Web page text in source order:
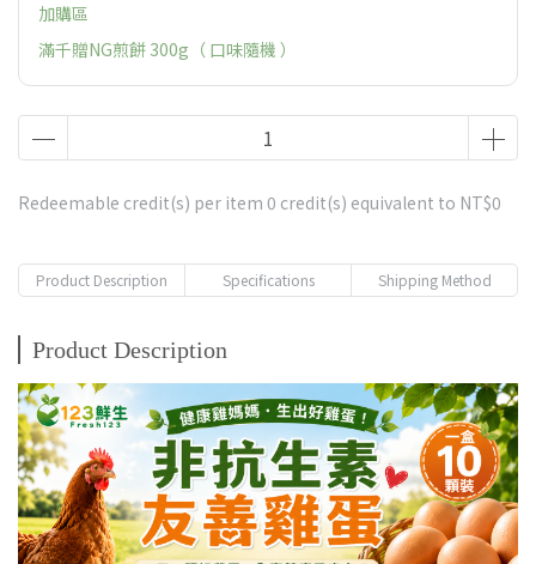
加購區
滿千贈NG煎餅 300g（ 口味隨機 ）
Redeemable credit(s) per item 0 credit(s) equivalent to NT$0
Product Description Specifications Shipping Method
Product Description